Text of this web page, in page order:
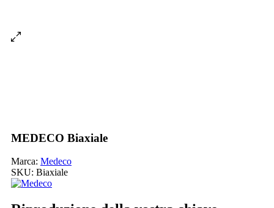
MEDECO Biaxiale
Marca: Medeco
SKU: Biaxiale